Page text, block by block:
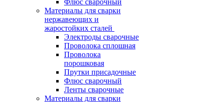
Флюс сварочный
Материалы для сварки
нержавеющих и
жаростойких сталей
Электроды сварочные
Проволока сплошная
Проволока
порошковая
Прутки присадочные
Флюс сварочный
Ленты сварочные
Материалы для сварки